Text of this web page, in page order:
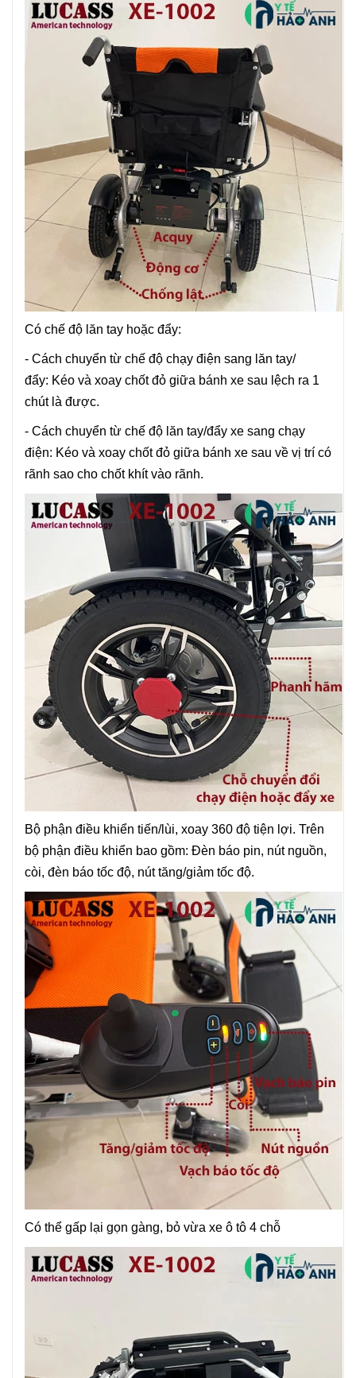
Có chế độ lăn tay hoặc đẩy:
- Cách chuyển từ chế độ chạy điện sang lăn tay/
đẩy: Kéo và xoay chốt đỏ giữa bánh xe sau lệch ra 1
chút là được.
- Cách chuyển từ chế độ lăn tay/đẩy xe sang chạy
điện: Kéo và xoay chốt đỏ giữa bánh xe sau về vị trí có
rãnh sao cho chốt khít vào rãnh.
Bộ phận điều khiển tiến/lùi, xoay 360 độ tiện lợi. Trên
bộ phận điều khiển bao gồm: Đèn báo pin, nút nguồn,
còi, đèn báo tốc độ, nút tăng/giảm tốc độ.
Có thể gấp lại gọn gàng, bỏ vừa xe ô tô 4 chỗ